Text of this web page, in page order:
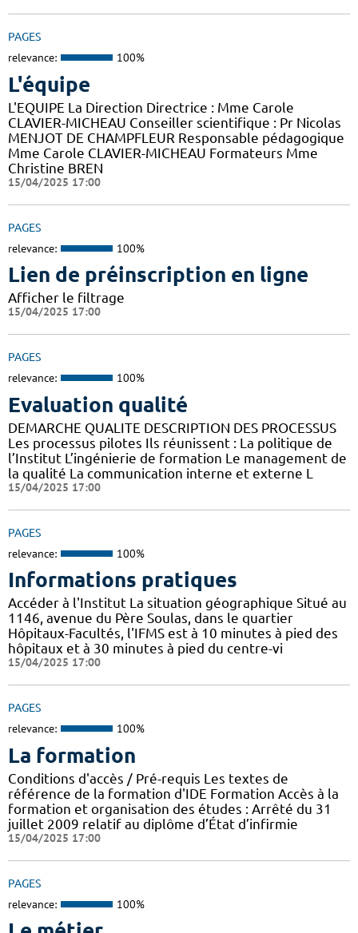
PAGES
relevance: 100%
L'équipe
L'EQUIPE La Direction Directrice : Mme Carole
CLAVIER-MICHEAU Conseiller scientifique : Pr Nicolas
MENJOT DE CHAMPFLEUR Responsable pédagogique
Mme Carole CLAVIER-MICHEAU Formateurs Mme
Christine BREN
15/04/2025 17:00
PAGES
relevance: 100%
Lien de préinscription en ligne
Afficher le filtrage
15/04/2025 17:00
PAGES
relevance: 100%
Evaluation qualité
DEMARCHE QUALITE DESCRIPTION DES PROCESSUS
Les processus pilotes Ils réunissent : La politique de
l’Institut L’ingénierie de formation Le management de
la qualité La communication interne et externe L
15/04/2025 17:00
PAGES
relevance: 100%
Informations pratiques
Accéder à l'Institut La situation géographique Situé au
1146, avenue du Père Soulas, dans le quartier
Hôpitaux-Facultés, l'IFMS est à 10 minutes à pied des
hôpitaux et à 30 minutes à pied du centre-vi
15/04/2025 17:00
PAGES
relevance: 100%
La formation
Conditions d'accès / Pré-requis Les textes de
référence de la formation d'IDE Formation Accès à la
formation et organisation des études : Arrêté du 31
juillet 2009 relatif au diplôme d’État d’infirmie
15/04/2025 17:00
PAGES
relevance: 100%